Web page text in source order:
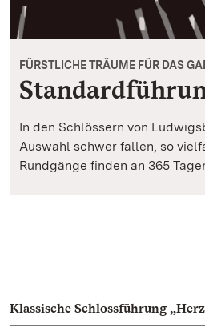
FÜRSTLICHE TRÄUME FÜR DAS
In den Schlössern von
Auswahl schwer fallen, so
Rundgänge finden an 365
Klassische Schlossführung